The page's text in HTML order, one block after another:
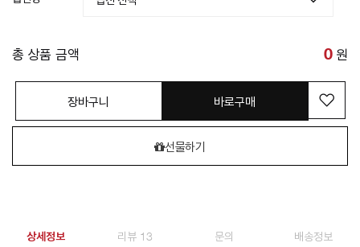
총 상품 금액 0 원
장바구니 바로구매
선물하기
상세정보 리뷰 13 문의 배송정보